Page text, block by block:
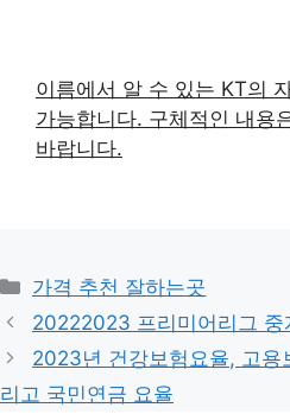
이름에서 알 수 있는 KT의
가능합니다. 구체적인 내용
바랍니다.
카
테
리
가격 추천 잘하는곳
20222023 프리미어리그 중
2023년 건강보험요율, 고용
리고 국민연금 요율